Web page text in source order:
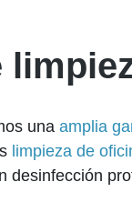
una amplia
limpieza de
desinfección